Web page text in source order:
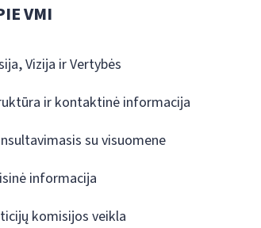
VMI
Vizija ir Vertybės
ir kontaktinė informacija
su visuomene
informacija
komisijos veikla